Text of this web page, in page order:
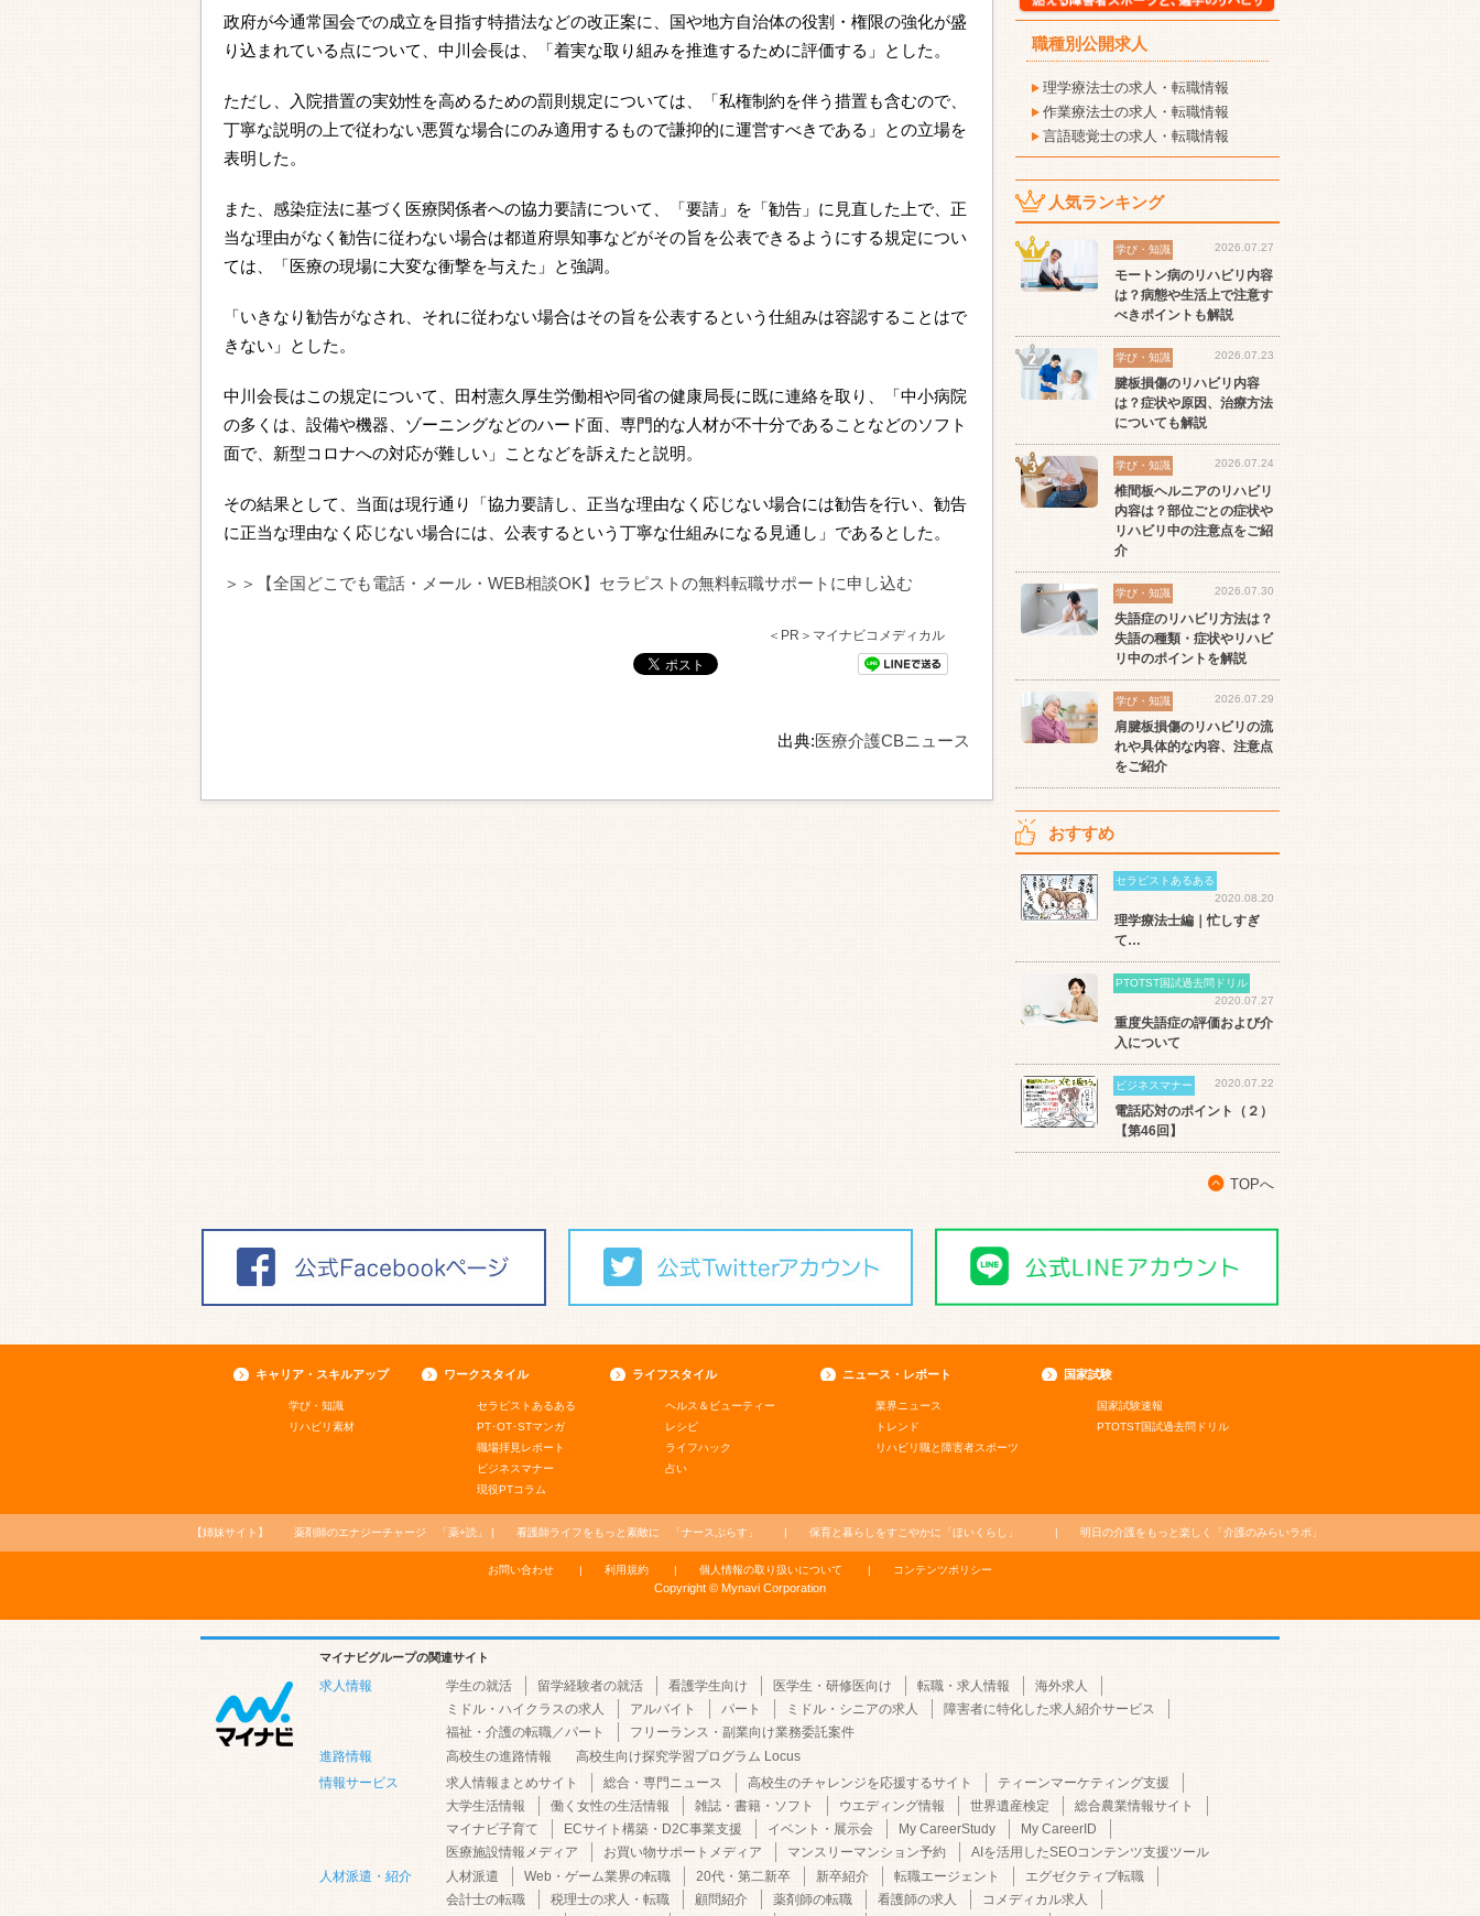
政府が今通常国会での成立を目指す特措法などの改正案に、国や地方自治体の役割・権限の強化が盛
り込まれている点について、中川会長は、「着実な取り組みを推進するために評価する」とした。
ただし、入院措置の実効性を高めるための罰則規定については、「私権制約を伴う措置も含むので、
丁寧な説明の上で従わない悪質な場合にのみ適用するもので謙抑的に運営すべきである」との立場を
表明した。
また、感染症法に基づく医療関係者への協力要請について、「要請」を「勧告」に見直した上で、正
当な理由がなく勧告に従わない場合は都道府県知事などがその旨を公表できるようにする規定につい
ては、「医療の現場に大変な衝撃を与えた」と強調。
「いきなり勧告がなされ、それに従わない場合はその旨を公表するという仕組みは容認することはで
きない」とした。
中川会長はこの規定について、田村憲久厚生労働相や同省の健康局長に既に連絡を取り、「中小病院
の多くは、設備や機器、ゾーニングなどのハード面、専門的な人材が不十分であることなどのソフト
面で、新型コロナへの対応が難しい」ことなどを訴えたと説明。
その結果として、当面は現行通り「協力要請し、正当な理由なく応じない場合には勧告を行い、勧告
に正当な理由なく応じない場合には、公表するという丁寧な仕組みになる見通し」であるとした。
＞＞【全国どこでも電話・メール・WEB相談OK】セラピストの無料転職サポートに申し込む
＜PR＞マイナビコメディカル
出典:医療介護CBニュース
職種別公開求人
理学療法士の求人・転職情報
作業療法士の求人・転職情報
言語聴覚士の求人・転職情報
人気ランキング
学び・知識 2026.07.27
モートン病のリハビリ内容
は？病態や生活上で注意す
べきポイントも解説
学び・知識 2026.07.23
腱板損傷のリハビリ内容
は？症状や原因、治療方法
についても解説
学び・知識 2026.07.24
椎間板ヘルニアのリハビリ
内容は？部位ごとの症状や
リハビリ中の注意点をご紹
介
学び・知識 2026.07.30
失語症のリハビリ方法は？
失語の種類・症状やリハビ
リ中のポイントを解説
学び・知識 2026.07.29
肩腱板損傷のリハビリの流
れや具体的な内容、注意点
をご紹介
おすすめ
セラピストあるある
2020.08.20
理学療法士編｜忙しすぎ
て…
PTOTST国試過去問ドリル
2020.07.27
重度失語症の評価および介
入について
ビジネスマナー 2020.07.22
電話応対のポイント（２）
【第46回】
TOPへ
キャリア・スキルアップ
学び・知識
リハビリ素材
ワークスタイル
セラピストあるある
PT･OT･STマンガ
職場拝見レポート
ビジネスマナー
現役PTコラム
ライフスタイル
ヘルス＆ビューティー
レシピ
ライフハック
占い
ニュース・レポート
業界ニュース
トレンド
リハビリ職と障害者スポーツ
国家試験
国家試験速報
PTOTST国試過去問ドリル
【姉妹サイト】 薬剤師のエナジーチャージ 「薬+読」 看護師ライフをもっと素敵に 「ナースぷらす」 保育と暮らしをすこやかに 「ほいくらし」 明日の介護をもっと楽しく 「介護のみらいラボ」
お問い合わせ 利用規約 個人情報の取り扱いについて コンテンツポリシー
Copyright © Mynavi Corporation
マイナビグループの関連サイト
求人情報 学生の就活 留学経験者の就活 看護学生向け 医学生・研修医向け 転職・求人情報
海外求人
ミドル・ハイクラスの求人
アルバイト パート ミドル・シニアの求人
障害者に特化した求人紹介サービス
福祉・介護の転職／パート
フリーランス・副業向け業務委託案件
進路情報
高校生の進路情報
高校生向け探究学習プログラム Locus
情報サービス
求人情報まとめサイト 総合・専門ニュース 高校生のチャレンジを応援するサイト
ティーンマーケティング支援
大学生活情報
働く女性の生活情報 雑誌・書籍・ソフト ウエディング情報 世界遺産検定
総合農業情報サイト
マイナビ子育て
ECサイト構築・D2C事業支援 イベント・展示会 My CareerStudy
My CareerID
医療施設情報メディア
お買い物サポートメディア マンスリーマンション予約
AIを活用したSEOコンテンツ支援ツール
人材派遣・紹介
人材派遣 Web・ゲーム業界の転職 20代・第二新卒 新卒紹介 転職エージェント
エグゼクティブ転職
会計士の転職
税理士の求人・転職 顧問紹介 薬剤師の転職 看護師の求人
コメディカル求人